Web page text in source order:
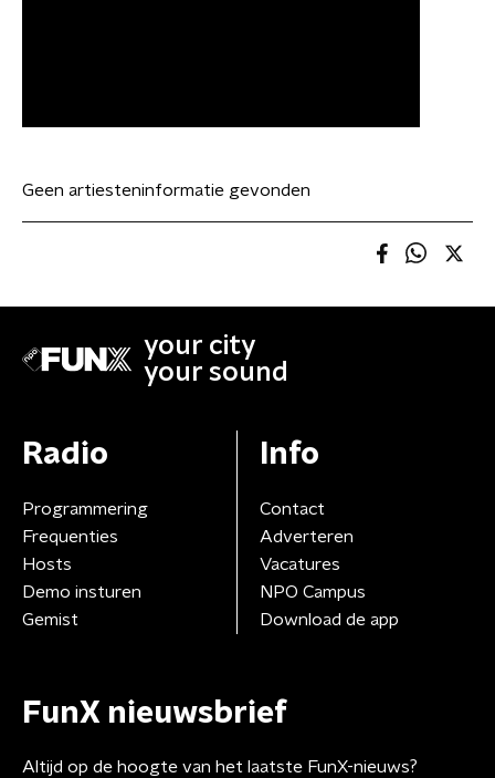
Geen artiesteninformatie gevonden
your city
your sound
Radio
Programmering
Frequenties
Hosts
Demo insturen
Gemist
Info
Contact
Adverteren
Vacatures
NPO Campus
Download de app
FunX nieuwsbrief
Altijd op de hoogte van het laatste FunX-nieuws?